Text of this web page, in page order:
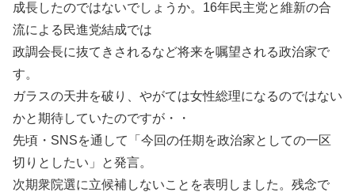
成長したのではないでしょうか。16年民主党と維新の合
流による民進党結成では
政調会長に抜てきされるなど将来を嘱望される政治家で
す。
ガラスの天井を破り、やがては女性総理になるのではない
かと期待していたのですが・・
先頃・SNSを通して「今回の任期を政治家としての一区
切りとしたい」と発言。
次期衆院選に立候補しないことを表明しました。残念で